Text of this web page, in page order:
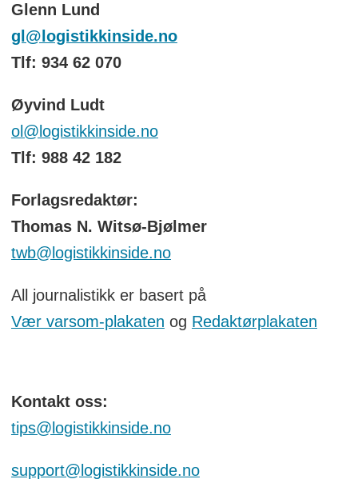
Glenn Lund
gl@logistikkinside.no
Tlf: 934 62 070
Øyvind Ludt
ol@logistikkinside.no
Tlf: 988 42 182
Forlagsredaktør:
Thomas N. Witsø-Bjølmer
twb@logistikkinside.no
All journalistikk er basert på
Vær varsom-plakaten og Redaktørplakaten
Kontakt oss:
tips@logistikkinside.no
support@logistikkinside.no